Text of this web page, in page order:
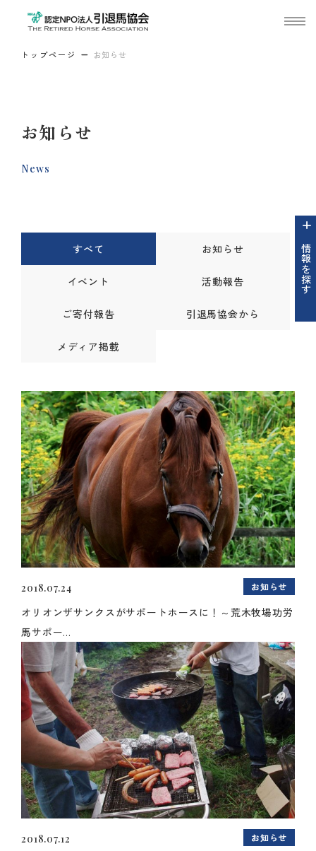
トップページ お知らせ
お知らせ
News
情報を探す
すべて お知らせ
イベント 活動報告
ご寄付報告 引退馬協会から
メディア掲載
2018.07.24 お知らせ
オリオンザサンクスがサポートホースに！～荒木牧場功労
馬サポー...
2018.07.12 お知らせ